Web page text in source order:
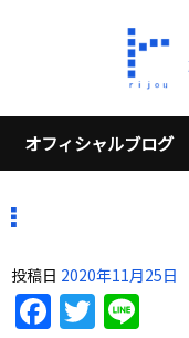
オフィシャルブログ
投稿日 2020年11月25日
Facebook
Twitter